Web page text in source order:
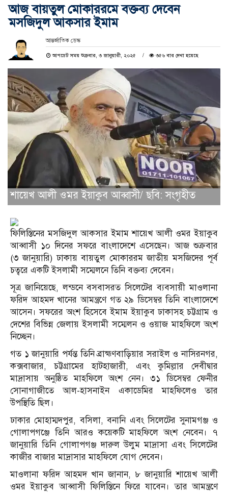
আজ বায়তুল মোকাররমে বক্তব্য দেবেন
মসজিদুল আকসার ইমাম
আন্তর্জাতিক ডেস্ক
আপডেট সময় শুক্রবার, ৩ জানুয়ারী, ২০২৫ ৩৫৬ বার দেখা হয়েছে
শায়েখ আলী ওমর ইয়াকুব আব্বাসী/ ছবি: সংগৃহীত
ফিলিস্তিনের মসজিদুল আকসার ইমাম শায়েখ আলী ওমর ইয়াকুব
আব্বাসী ১০ দিনের সফরে বাংলাদেশে এসেছেন। আজ শুক্রবার
(৩ জানুয়ারি) ঢাকায় বায়তুল মোকাররম জাতীয় মসজিদের পূর্ব
চত্বরে একটি ইসলামী সম্মেলনে তিনি বক্তব্য দেবেন।
সূত্র জানিয়েছে, লন্ডনে বসবাসরত সিলেটের ব্যবসায়ী মাওলানা
ফরিদ আহমদ খানের আমন্ত্রণে গত ২৯ ডিসেম্বর তিনি বাংলাদেশে
আসেন। সফরের অংশ হিসেবে ইমাম ইয়াকুব ঢাকাসহ চট্টগ্রাম ও
দেশের বিভিন্ন জেলায় ইসলামী সম্মেলন ও ওয়াজ মাহফিলে অংশ
নিচ্ছেন।
গত ১ জানুয়ারি পর্যন্ত তিনি ব্রাহ্মণবাড়িয়ার সরাইল ও নাসিরনগর,
কক্সবাজার, চট্টগ্রামের হাটহাজারী, এবং কুমিল্লার দেবীদ্বার
মাদ্রাসায় অনুষ্ঠিত মাহফিলে অংশ নেন। ৩১ ডিসেম্বর ফেনীর
সোনাগাজীতে আল-হাসনাইন একাডেমির মাহফিলেও তার
উপস্থিতি ছিল।
ঢাকার মোহাম্মদপুর, বসিলা, বনানি এবং সিলেটের সুনামগঞ্জ ও
গোলাপগঞ্জে তিনি আরও কয়েকটি মাহফিলে অংশ নেবেন। ৭
জানুয়ারি তিনি গোলাপগঞ্জ দারুল উলুম মাদ্রাসা এবং সিলেটের
কাজীর বাজার মাদ্রাসার মাহফিলে যোগ দেবেন।
মাওলানা ফরিদ আহমদ খান জানান, ৮ জানুয়ারি শায়েখ আলী
ওমর ইয়াকুব আব্বাসী ফিলিস্তিনে ফিরে যাবেন। তার আমন্ত্রণে